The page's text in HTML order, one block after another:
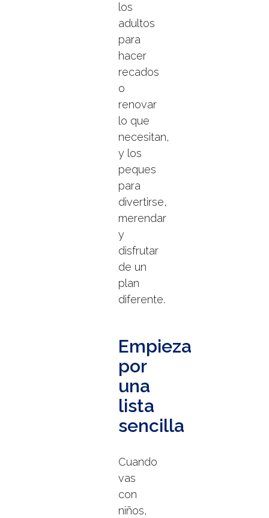
los
adultos
para
hacer
recados
o
renovar
lo que
necesitan,
y los
peques
para
divertirse,
merendar
y
disfrutar
de un
plan
diferente.
Empieza
por
una
lista
sencilla
Cuando
vas
con
niños,